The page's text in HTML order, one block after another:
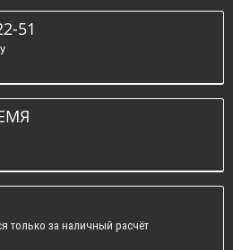
51
только за наличный расчёт